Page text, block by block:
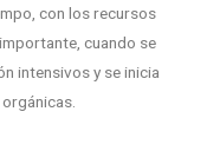
con los recursos
cuando se
intensivos y se inicia